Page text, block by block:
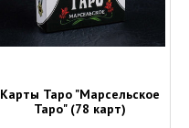
Карты Таро "Марсельское
Таро" (78 карт)